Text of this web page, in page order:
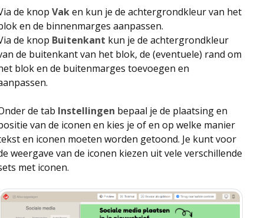
de knop Vaken kun je de achtergrondkleur van het
en de binnenmarges aanpassen.
de knop Buitenkant kun je de achtergrondkleur
de buitenkant van het blok, de (eventuele) rand om
blok en de buitenmarges toevoegen en
de tab Instellingen bepaal je de plaatsing en
van de iconen en kies je of en op welke manier
en iconen moeten worden getoond. Je kunt voor
weergave van de iconen kiezen uit vele verschillende
met iconen.